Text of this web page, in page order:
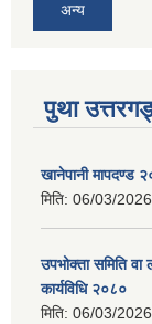
अन्य
पुथा
खानेपानी मापदण्ड
मिति: 06/03/
उपभोक्ता समिति वा
कार्यविधि २०८०
मिति: 06/03/